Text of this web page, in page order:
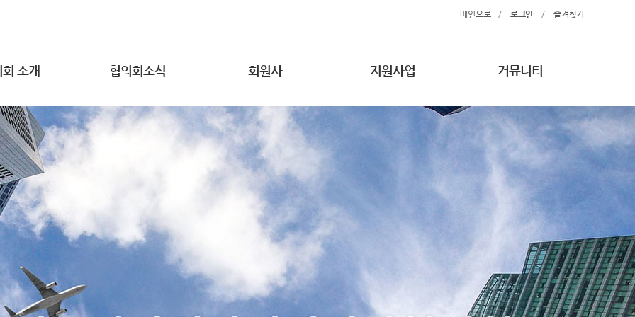
즐겨찾기
로그인 /
메인으로/
소개 협의회소식 회원사 지원사업 커뮤니티